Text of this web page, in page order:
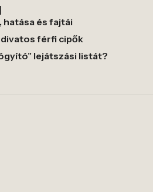
hatása és fajtái
divatos férfi cipők
lejátszási listát?